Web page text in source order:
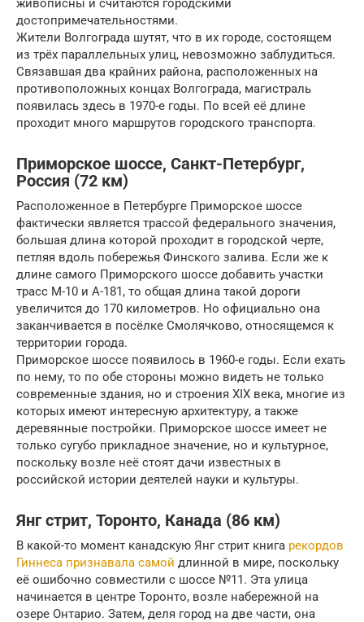
живописны и считаются городскими
достопримечательностями.
Жители Волгограда шутят, что в их городе, состоящем
из трёх параллельных улиц, невозможно заблудиться.
Связавшая два крайних района, расположенных на
противоположных концах Волгограда, магистраль
появилась здесь в 1970-е годы. По всей её длине
проходит много маршрутов городского транспорта.
Приморское шоссе, Санкт-Петербург,
Россия (72 км)
Расположенное в Петербурге Приморское шоссе
фактически является трассой федерального значения,
большая длина которой проходит в городской черте,
петляя вдоль побережья Финского залива. Если же к
длине самого Приморского шоссе добавить участки
трасс М-10 и А-181, то общая длина такой дороги
увеличится до 170 километров. Но официально она
заканчивается в посёлке Смолячково, относящемся к
территории города.
Приморское шоссе появилось в 1960-е годы. Если ехать
по нему, то по обе стороны можно видеть не только
современные здания, но и строения XIX века, многие из
которых имеют интересную архитектуру, а также
деревянные постройки. Приморское шоссе имеет не
только сугубо прикладное значение, но и культурное,
поскольку возле неё стоят дачи известных в
российской истории деятелей науки и культуры.
Янг стрит, Торонто, Канада (86 км)
В какой-то момент канадскую Янг стрит книга рекордов
Гиннеса признавала самой длинной в мире, поскольку
её ошибочно совместили с шоссе №11. Эта улица
начинается в центре Торонто, возле набережной на
озере Онтарио. Затем, деля город на две части, она